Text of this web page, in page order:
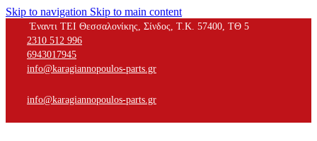
Skip to navigation Skip to main content
Έναντι ΤΕΙ Θεσσαλονίκης, Σίνδος, Τ.Κ. 57400, ΤΘ 5
2310 512 996
6943017945
info@karagiannopoulos-parts.gr
info@karagiannopoulos-parts.gr